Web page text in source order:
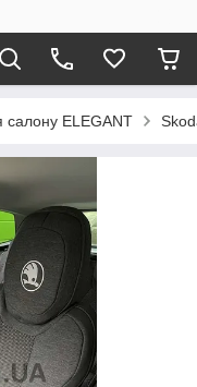
салону ELEGANT